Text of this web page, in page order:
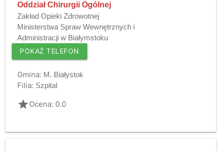
Oddział Chirurgii Ogólnej
Zakład Opieki Zdrowotnej
Ministerstwa Spraw Wewnętrznych i
Administracji w Białymstoku
POKAŻ TELEFON
Gmina: M. Białystok
Filia: Szpital
gradeOcena: 0.0